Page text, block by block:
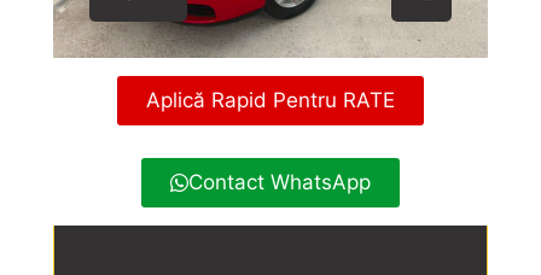
Aplică Rapid Pentru RATE
Contact WhatsApp